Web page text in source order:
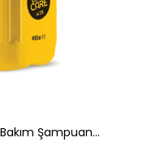
Redist Kuaförlere Özel Bakım Şampuanı 4000 ml | Profesyonel Temizlik ve Derinlemesine Saç Bakımı